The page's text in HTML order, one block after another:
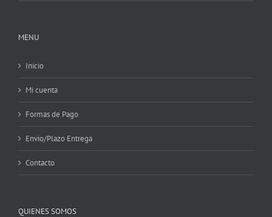
MENU
Inicio
Mi cuenta
Formas de Pago
Envio/Plazo Entrega
Contacto
QUIENES SOMOS